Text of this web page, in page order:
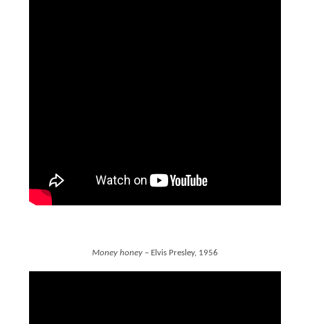
Money honey – Elvis Presley, 1956